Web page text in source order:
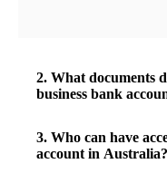
2. What documents
business bank
3. Who can have
account in Australia?